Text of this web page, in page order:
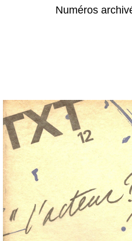
Numéros